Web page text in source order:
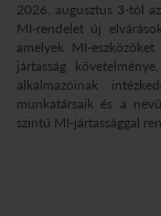
2026. augusztus 3-tól
MI-rendelet új
amelyek MI-
jártasság
alkalmazóinak
munkatársaik és a
szintű MI-jártassággal